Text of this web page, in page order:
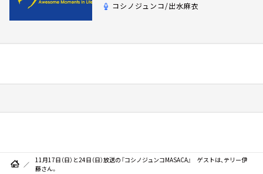
コシノジュンコ/出水麻衣
11月17日（日）と24日（日）放送の『コシノジュンコMASACA』 ゲストは、テリー伊
藤さん。